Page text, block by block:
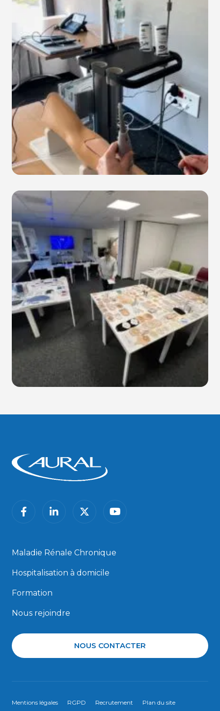
facebooklinkedin twitter youtube
Maladie Rénale Chronique
Hospitalisation à domicile
Formation
Nous rejoindre
NOUS CONTACTER
Mentions légales RGPD Recrutement Plan du site